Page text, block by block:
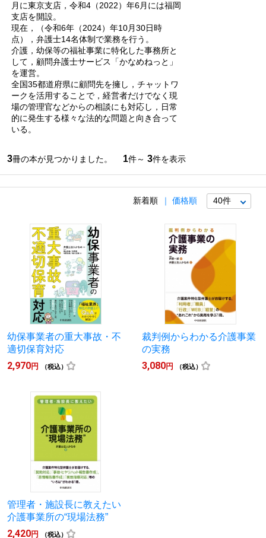
月に東京支店，令和4（2022）年6月には福岡
支店を開設。
現在，（令和6年（2024）年10月30日時
点），弁護士14名体制で業務を行う。
介護，幼保等の福祉事業に特化した事務所と
して，顧問弁護士サービス「かなめねっと」
を運営。
全国35都道府県に顧問先を擁し，チャットワ
ークを活用することで，経営者だけでなく現
場の管理官などからの相談にも対応し，日常
的に発生する様々な法的な問題と向き合って
いる。
3冊の本が見つかりました。 1件～ 3件を表示
新着順 価格順
幼保事業者の重大事故・不
適切保育対応
2,970円 （税込）
裁判例からわかる介護事業
の実務
3,080円 （税込）
管理者・施設長に教えたい
介護事業所の“現場法務”
2,420円 （税込）